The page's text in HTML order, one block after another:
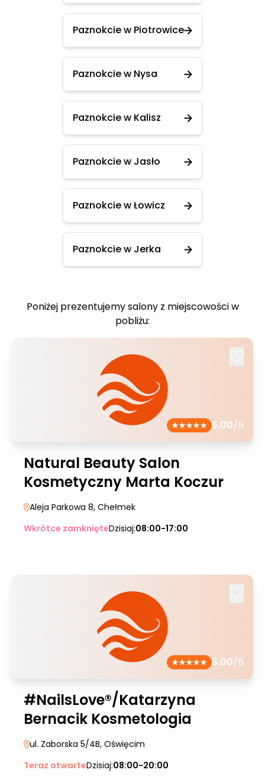
Paznokcie w Piotrowice
Paznokcie w Nysa
Paznokcie w Kalisz
Paznokcie w Jasło
Paznokcie w Łowicz
Paznokcie w Jerka
Poniżej prezentujemy salony z miejscowości w
pobliżu:
5.00/5
Natural Beauty Salon
Kosmetyczny Marta Koczur
Aleja Parkowa 8, Chełmek
Wkrótce zamknięteDzisiaj:08:00-17:00
5.00/5
#NailsLove®/Katarzyna
Bernacik Kosmetologia
ul. Zaborska 5/4B, Oświęcim
Teraz otwarteDzisiaj:08:00-20:00